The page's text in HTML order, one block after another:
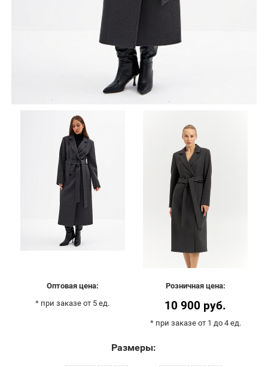
Оптовая цена:
* при заказе от 5 ед.
Розничная цена:
10 900 руб.
* при заказе от 1 до 4 ед.
Размеры: